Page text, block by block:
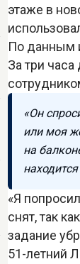
этаже в
По данным
За три
«Он
или моя
на
«Я
снят, так
задание
51-летний